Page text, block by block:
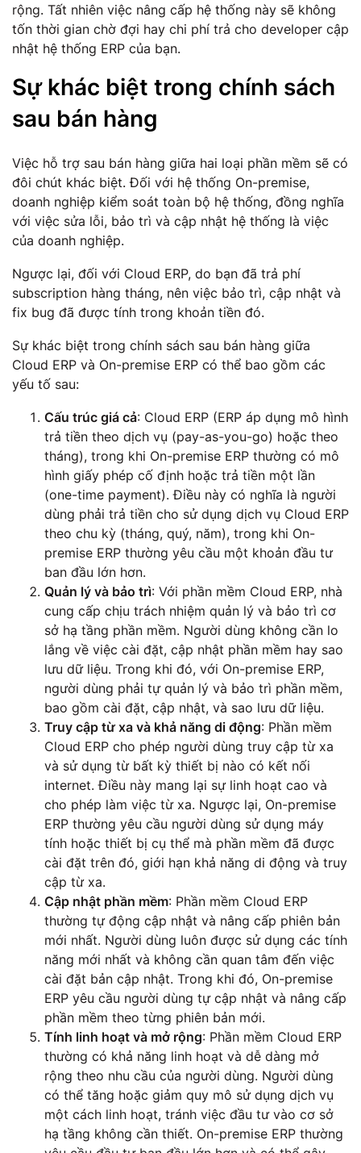
rộng. Tất nhiên việc nâng cấp hệ thống này sẽ không
tốn thời gian chờ đợi hay chi phí trả cho developer cập
nhật hệ thống ERP của bạn.
Sự khác biệt trong chính sách
sau bán hàng
Việc hỗ trợ sau bán hàng giữa hai loại phần mềm sẽ có
đôi chút khác biệt. Đối với hệ thống On-premise,
doanh nghiệp kiểm soát toàn bộ hệ thống, đồng nghĩa
với việc sửa lỗi, bảo trì và cập nhật hệ thống là việc
của doanh nghiệp.
Ngược lại, đối với Cloud ERP, do bạn đã trả phí
subscription hàng tháng, nên việc bảo trì, cập nhật và
fix bug đã được tính trong khoản tiền đó.
Sự khác biệt trong chính sách sau bán hàng giữa
Cloud ERP và On-premise ERP có thể bao gồm các
yếu tố sau:
Cấu trúc giá cả: Cloud ERP (ERP áp dụng mô hình
trả tiền theo dịch vụ (pay-as-you-go) hoặc theo
tháng), trong khi On-premise ERP thường có mô
hình giấy phép cố định hoặc trả tiền một lần
(one-time payment). Điều này có nghĩa là người
dùng phải trả tiền cho sử dụng dịch vụ Cloud ERP
theo chu kỳ (tháng, quý, năm), trong khi On-
premise ERP thường yêu cầu một khoản đầu tư
ban đầu lớn hơn.
Quản lý và bảo trì: Với phần mềm Cloud ERP, nhà
cung cấp chịu trách nhiệm quản lý và bảo trì cơ
sở hạ tầng phần mềm. Người dùng không cần lo
lắng về việc cài đặt, cập nhật phần mềm hay sao
lưu dữ liệu. Trong khi đó, với On-premise ERP,
người dùng phải tự quản lý và bảo trì phần mềm,
bao gồm cài đặt, cập nhật, và sao lưu dữ liệu.
Truy cập từ xa và khả năng di động: Phần mềm
Cloud ERP cho phép người dùng truy cập từ xa
và sử dụng từ bất kỳ thiết bị nào có kết nối
internet. Điều này mang lại sự linh hoạt cao và
cho phép làm việc từ xa. Ngược lại, On-premise
ERP thường yêu cầu người dùng sử dụng máy
tính hoặc thiết bị cụ thể mà phần mềm đã được
cài đặt trên đó, giới hạn khả năng di động và truy
cập từ xa.
Cập nhật phần mềm: Phần mềm Cloud ERP
thường tự động cập nhật và nâng cấp phiên bản
mới nhất. Người dùng luôn được sử dụng các tính
năng mới nhất và không cần quan tâm đến việc
cài đặt bản cập nhật. Trong khi đó, On-premise
ERP yêu cầu người dùng tự cập nhật và nâng cấp
phần mềm theo từng phiên bản mới.
Tính linh hoạt và mở rộng: Phần mềm Cloud ERP
thường có khả năng linh hoạt và dễ dàng mở
rộng theo nhu cầu của người dùng. Người dùng
có thể tăng hoặc giảm quy mô sử dụng dịch vụ
một cách linh hoạt, tránh việc đầu tư vào cơ sở
hạ tầng không cần thiết. On-premise ERP thường